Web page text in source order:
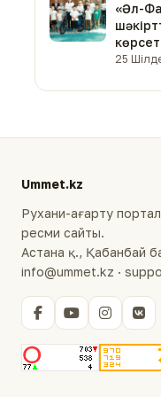
«Әл-
25
Ummet.kz
Рухани-ағарту
ресми сайты.
Астана қ., Қабанбай
info@ummet.kz ·